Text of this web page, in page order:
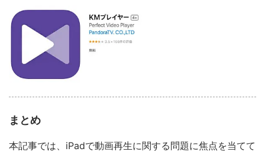
まとめ
本記事では、iPadで動画再生に関する問題に焦点を当てて